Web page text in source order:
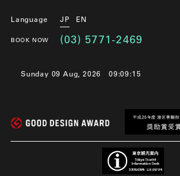
Language JP EN
BOOK NOW (03) 5771-2469
Sunday 09 Aug, 2026 09:09:15